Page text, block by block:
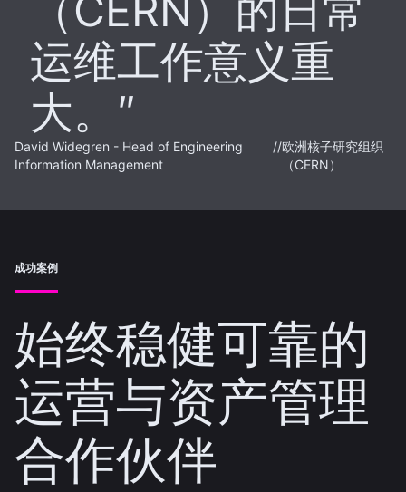
（CERN）的日常
运维工作意义重
大。
David Widegren - Head of Engineering
Information Management
//欧洲核子研究组织
（CERN）
成功案例
始终稳健可靠的
运营与资产管理
合作伙伴